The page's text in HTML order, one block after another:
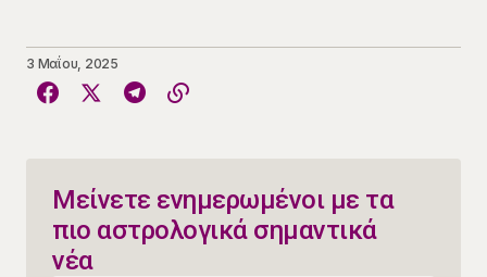
3 Μαΐου, 2025
Μείνετε ενημερωμένοι με τα
πιο αστρολογικά σημαντικά
νέα